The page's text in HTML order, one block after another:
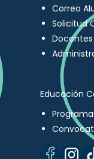
Correo
Solicitud
Docentes
Educación